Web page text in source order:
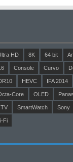
HD 8K 64 bit
Console Curvo
HEVC IFA 2014
Core OLED
SmartWatch Sony
Fi